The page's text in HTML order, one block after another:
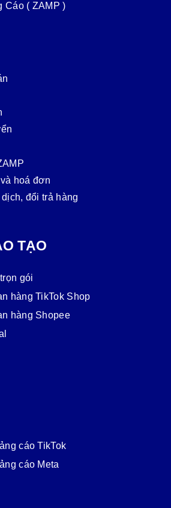
Cáo ( ZAMP )
hoá đơn
đổi trả hàng
TẠO
gói
hàng TikTok Shop
hàng Shopee
cáo TikTok
cáo Meta